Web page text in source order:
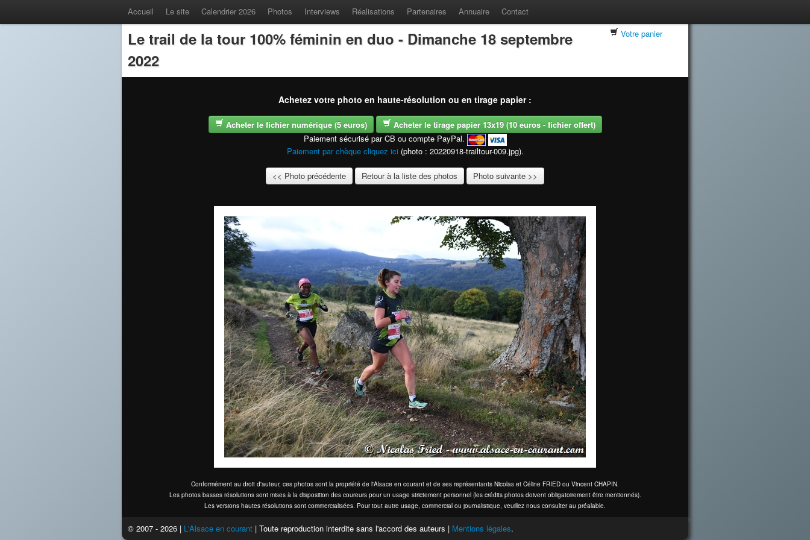
Accueil Le site Calendrier 2026 Photos Interviews Réalisations Partenaires Annuaire Contact
Le trail de la tour 100% féminin en duo - Dimanche 18 septembre
2022
Votre panier
Achetez votre photo en haute-résolution ou en tirage papier :
Acheter le fichier numérique (5 euros)
Acheter le tirage papier 13x19 (10 euros - fichier offert)
Paiement sécurisé par CB ou compte PayPal.
Paiement par chèque cliquez ici (photo : 20220918-trailtour-009.jpg).
<< Photo précédente Retour à la liste des photos Photo suivante >>
Conformément au droit d'auteur, ces photos sont la propriété de l'Alsace en courant et de ses représentants Nicolas et Céline FRIED ou Vincent CHAPIN.
Les photos basses résolutions sont mises à la disposition des coureurs pour un usage strictement personnel (les crédits photos doivent obligatoirement être mentionnés).
Les versions hautes résolutions sont commercialisées. Pour tout autre usage, commercial ou journalistique, veuillez nous consulter au préalable.
© 2007 - 2026 | L'Alsace en courant | Toute reproduction interdite sans l'accord des auteurs | Mentions légales.